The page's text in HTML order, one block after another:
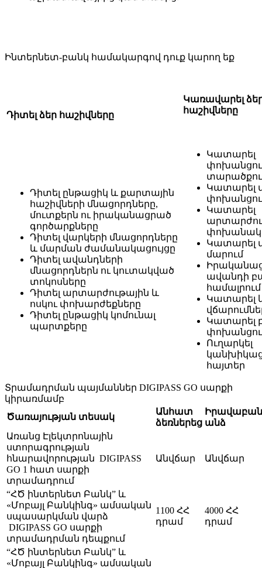
Ինտերնետ-բանկ համակարգով դուք կարող եք
Դիտել ձեր հաշիվները
Կառավարել
Դիտել ընթացիկ և քարտային
հաշիվների մնացորդները,
մուտքերն ու իրականացրած
գործարքները
Դիտել վարկերի մնացորդները
և մարման ժամանակացույցը
Դիտել ավանդների
մնացորդներն ու կուտակված
տոկոսները
Դիտել արտարժութային և
ոսկու փոխարժեքները
Դիտել ընթացիկ կոմունալ
պարտքերը
Կատարել
Կատարել
Կատարել
Կատարել
մարում
ավանդի
համալրում
Կատարել
Կատարել
Ուղարկել
հայտեր
Տրամադրման պայմաններ DIGIPASS GO սարքի
կիրառմամբ
Ծառայության տեսակ
Անհատ
ձեռներեց անձ
Առանց Էլեկտրոնային
ստորագրության
հնարավորության DIGIPASS
GO 1 հատ սարքի
տրամադրում
Անվճար Անվճար
“ՀԾ ինտերնետ Բանկ” և
«Մոբայլ Բանկինգ» ամսական
սպասարկման վարձ
DIGIPASS GO սարքի
տրամադրման դեպքում
1100 ՀՀ
դրամ
4000 ՀՀ
դրամ
“ՀԾ ինտերնետ Բանկ” և
«Մոբայլ Բանկինգ» ամսական